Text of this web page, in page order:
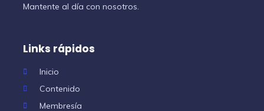
Mantente al día con nosotros.
Links rápidos
Inicio
Contenido
Membresía